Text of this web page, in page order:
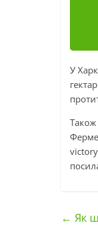
У
Також
← Як